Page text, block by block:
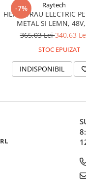
-7% Raytech
FIERASTRAU ELECTRIC
METAL SI LEMN,
ACUMULATORI 2AH
365,03 Lei340,63
STOC EPUIZAT
INDISPONIBIL